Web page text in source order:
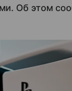
Об этом